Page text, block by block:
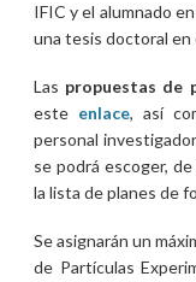
IFIC y el alumnado
una tesis doctoral
Las propuestas de
este enlace, así
personal
se podrá escoger,
la lista de planes de
Se asignarán un
de Partículas